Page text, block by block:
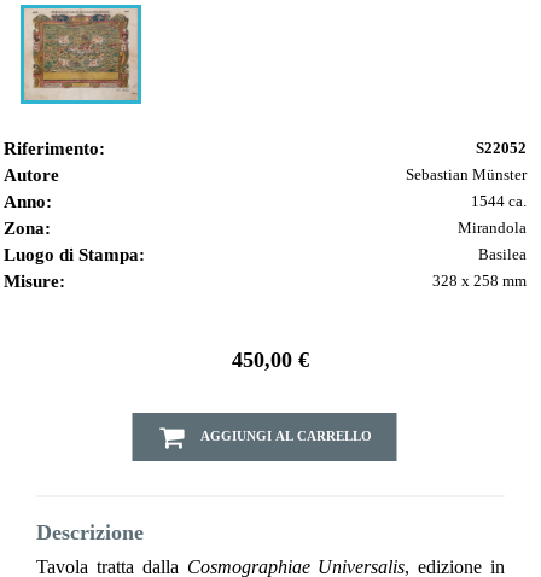
Riferimento: S22052
Autore Sebastian Münster
Anno: 1544 ca.
Zona: Mirandola
Luogo di Stampa: Basilea
Misure: 328 x 258 mm
450,00 €
AGGIUNGI AL CARRELLO
Descrizione
Tavola tratta dalla Cosmographiae Universalis, edizione in